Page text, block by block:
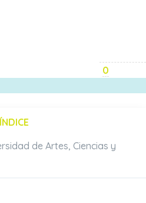
0
ÍNDICE
de Artes, Ciencias y